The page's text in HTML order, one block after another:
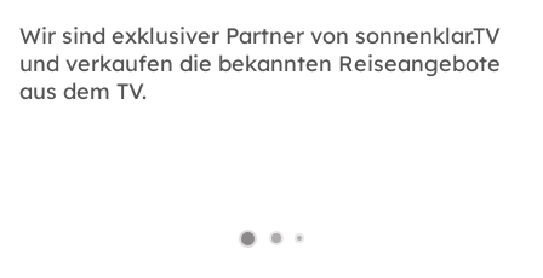
Wir sind exklusiver Partner von sonnenklar.TV
und verkaufen die bekannten Reiseangebote
aus dem TV.